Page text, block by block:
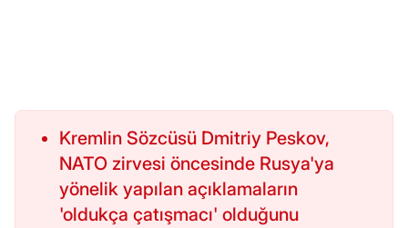
Kremlin Sözcüsü Dmitriy Peskov,
NATO zirvesi öncesinde Rusya'ya
yönelik yapılan açıklamaların
'oldukça çatışmacı' olduğunu